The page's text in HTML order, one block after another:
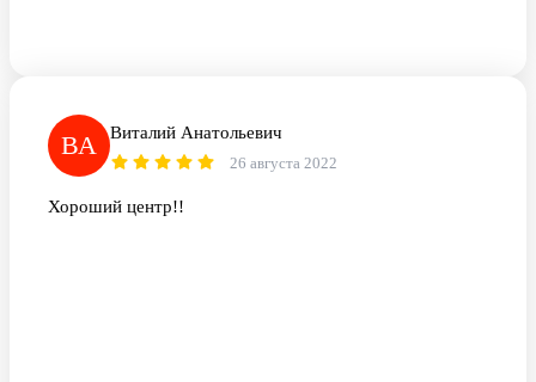
ВА Виталий Анатольевич
26 августа 2022
Хороший центр!!